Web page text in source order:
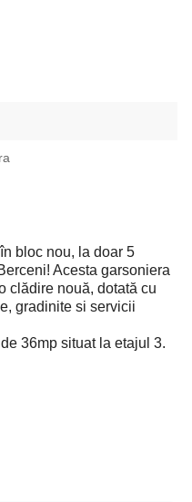
bloc nou, la doar 5
Acesta garsoniera
clădire nouă, dotată cu
gradinite si servicii
36mp situat la etajul 3.